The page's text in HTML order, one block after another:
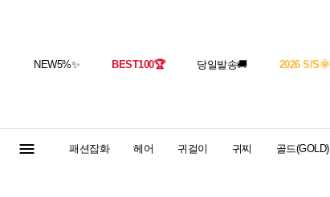
NEW5%✨ BEST100🏆 당일발송🚚 2026 S/S🌞
패션잡화 헤어 귀걸이 귀찌 골드(GOLD)